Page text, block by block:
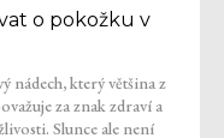
o pokožku v